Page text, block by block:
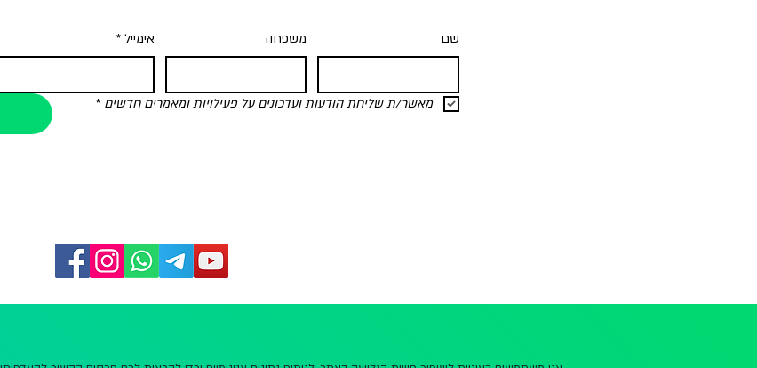
שם משפחה אימייל *
מאשר/ת שליחת הודעות ועדכונים על פעילויות ומאמרים חדשים *